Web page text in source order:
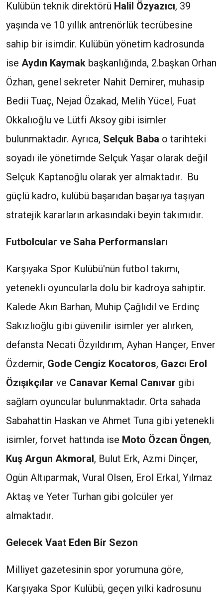
Kulübün teknik direktörü Halil Özyazıcı, 39
yaşında ve 10 yıllık antrenörlük tecrübesine
sahip bir isimdir. Kulübün yönetim kadrosunda
ise Aydın Kaymak başkanlığında, 2.başkan Orhan
Özhan, genel sekreter Nahit Demirer, muhasip
Bedii Tuaç, Nejad Özakad, Melih Yücel, Fuat
Okkalıoğlu ve Lütfi Aksoy gibi isimler
bulunmaktadır. Ayrıca, Selçuk Baba o tarihteki
soyadı ile yönetimde Selçuk Yaşar olarak değil
Selçuk Kaptanoğlu olarak yer almaktadır. Bu
güçlü kadro, kulübü başarıdan başarıya taşıyan
stratejik kararların arkasındaki beyin takımıdır.
Futbolcular ve Saha Performansları
Karşıyaka Spor Kulübü'nün futbol takımı,
yetenekli oyuncularla dolu bir kadroya sahiptir.
Kalede Akın Barhan, Muhip Çağlıdil ve Erdinç
Sakızlıoğlu gibi güvenilir isimler yer alırken,
defansta Necati Özyıldırım, Ayhan Hançer, Enver
Özdemir, Gode Cengiz Kocatoros, Gazcı Erol
Özışıkçılar ve Canavar Kemal Canıvar gibi
sağlam oyuncular bulunmaktadır. Orta sahada
Sabahattin Haskan ve Ahmet Tuna gibi yetenekli
isimler, forvet hattında ise Moto Özcan Öngen,
Kuş Argun Akmoral, Bulut Erk, Azmi Dinçer,
Ogün Altıparmak, Vural Olsen, Erol Erkal, Yılmaz
Aktaş ve Yeter Turhan gibi golcüler yer
almaktadır.
Gelecek Vaat Eden Bir Sezon
Milliyet gazetesinin spor yorumuna göre,
Karşıyaka Spor Kulübü, geçen yılki kadrosunu